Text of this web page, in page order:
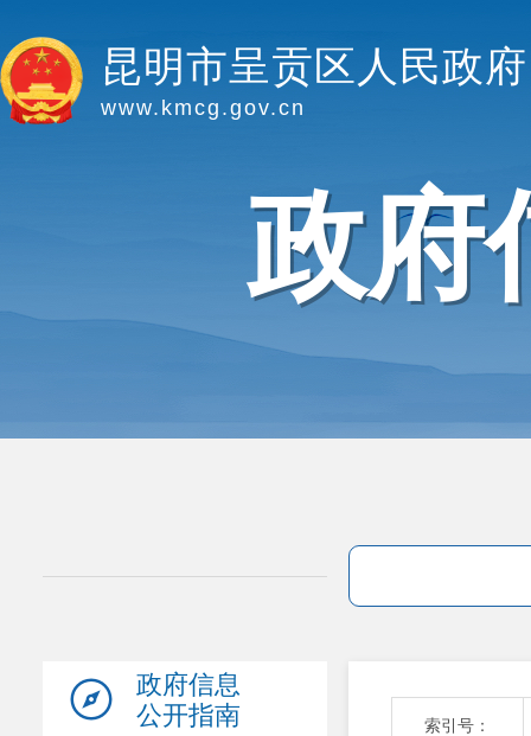
昆明市呈贡区人民政府
www.kmcg.gov.cn
政府
政府信息
公开指南
索引号：